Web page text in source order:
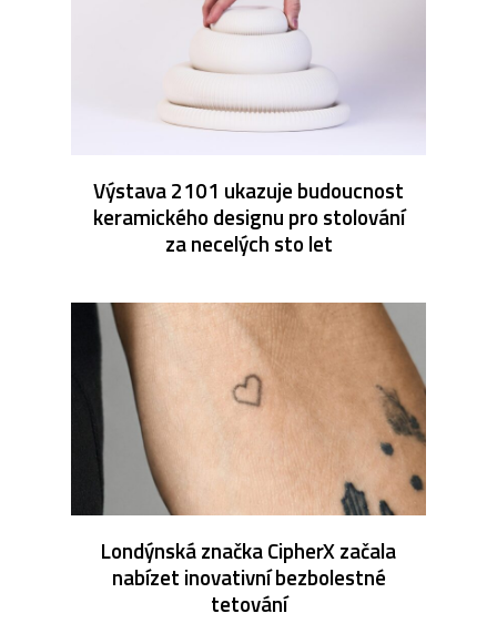
Výstava 2101 ukazuje budoucnost
keramického designu pro stolování
za necelých sto let
Londýnská značka CipherX začala
nabízet inovativní bezbolestné
tetování